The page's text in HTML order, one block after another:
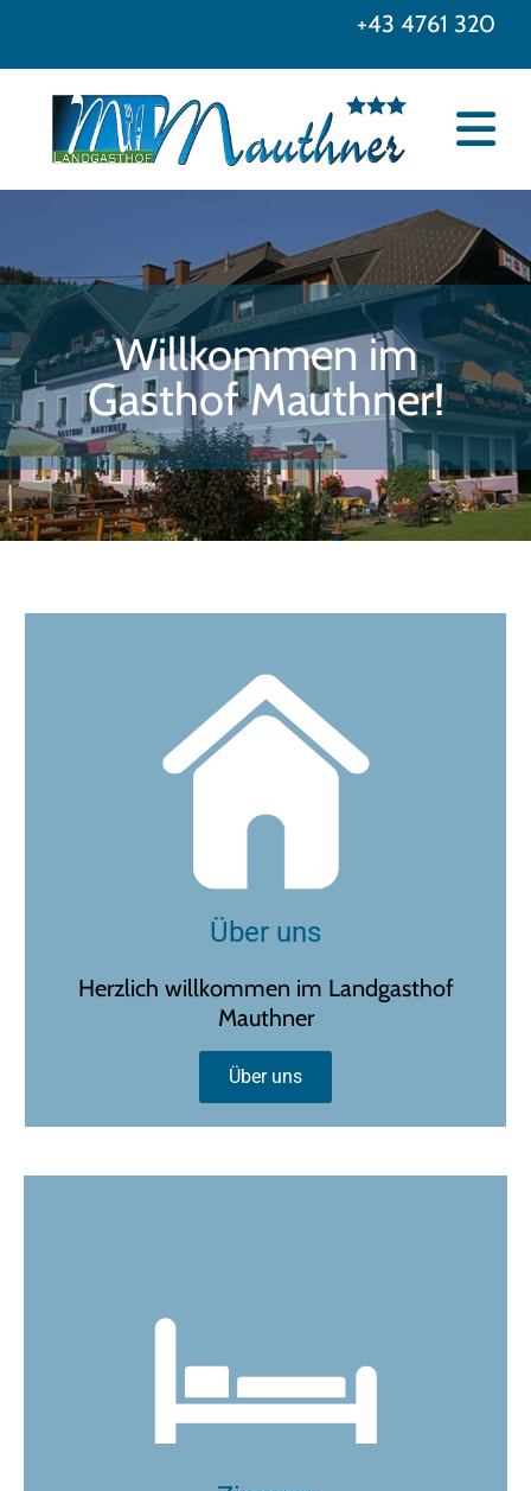
+43 4761 320
Willkommen im
Gasthof Mauthner!
Über uns
Herzlich willkommen im Landgasthof
Mauthner
Über uns